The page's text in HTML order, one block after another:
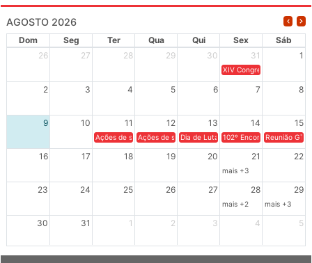
AGOSTO 2026
Dom Seg Ter Qua Qui Sex
Sáb
26
27 28 29 30 31 1
XIV Congresso Brasileiro
2 3 4 5 6 7 8
9 10 11 12 13 14 15
Ações de solidariedade a Cuba no Rio Grande do Sul - 100
Ações de solidariedade a Cuba no Rio Grande do
Dia de Luta em Defesa de Cuba e da
102º Encontro da
Reunião
16 17 18 19 20 21 22
mais +3
23 24 25 26 27 28 29
mais +2 mais +3
30 31 1 2 3 4 5